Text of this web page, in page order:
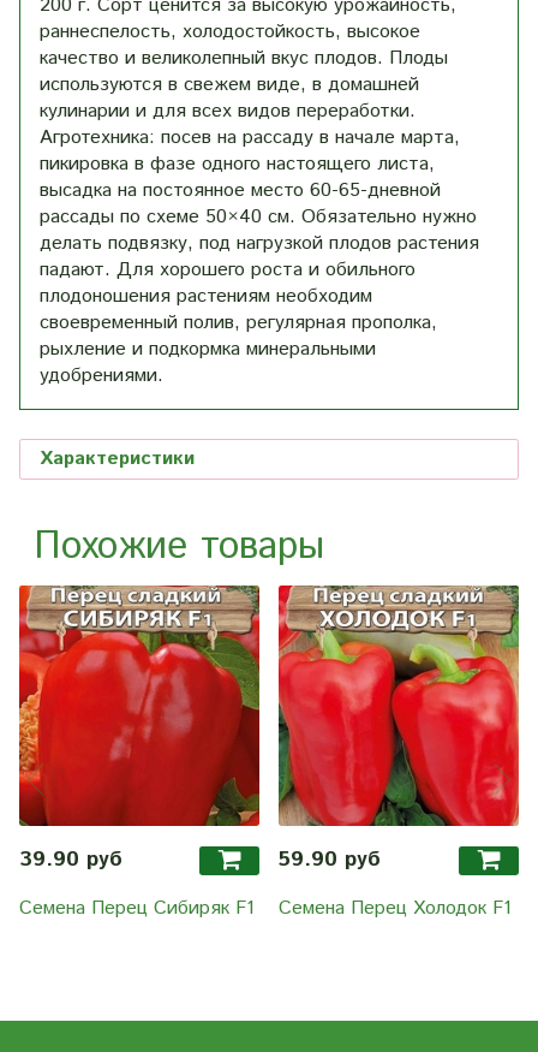
200 г. Сорт ценится за высокую урожайность,
раннеспелость, холодостойкость, высокое
качество и великолепный вкус плодов. Плоды
используются в свежем виде, в домашней
кулинарии и для всех видов переработки.
Агротехника: посев на рассаду в начале марта,
пикировка в фазе одного настоящего листа,
высадка на постоянное место 60-65-дневной
рассады по схеме 50×40 см. Обязательно нужно
делать подвязку, под нагрузкой плодов растения
падают. Для хорошего роста и обильного
плодоношения растениям необходим
своевременный полив, регулярная прополка,
рыхление и подкормка минеральными
удобрениями.
Характеристики
Похожие товары
39.90 руб
Семена Перец Сибиряк F1
59.90 руб
Семена Перец Холодок F1